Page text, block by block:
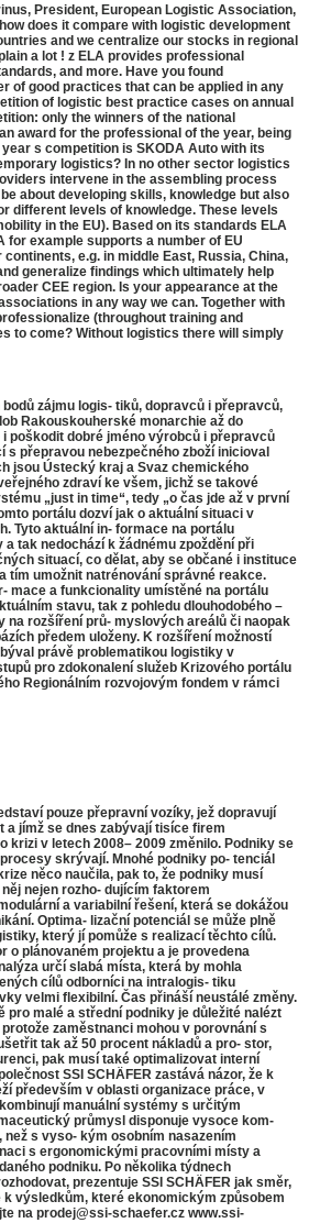
President, European Logistic Association,
does it compare with logistic development
and we centralize our stocks in regional
a lot ! z ELA provides professional
and more. Have you found
of good practices that can be applied in any
of logistic best practice cases on annual
only the winners of the national
award for the professional of the year, being
s competition is SKODA Auto with its
logistics? In no other sector logistics
intervene in the assembling process
about developing skills, knowledge but also
different levels of knowledge. These levels
in the EU). Based on its standards ELA
for example supports a number of EU
e.g. in middle East, Russia, China,
generalize findings which ultimately help
CEE region. Is your appearance at the
in any way we can. Together with
(throughout training and
to come? Without logistics there will simply
zájmu logis- tiků, dopravců i přepravců,
Rakouskouherské monarchie až do
poškodit dobré jméno výrobců i přepravců
přepravou nebezpečného zboží inicioval
jsou Ústecký kraj a Svaz chemického
zdraví ke všem, jichž se takové
„just in time“, tedy „o čas jde až v první
portálu dozví jak o aktuální situaci v
Tyto aktuální in- formace na portálu
tak nedochází k žádnému zpoždění při
situací, co dělat, aby se občané i instituce
tím umožnit natrénování správné reakce.
mace a funkcionality umístěné na portálu
stavu, tak z pohledu dlouhodobého –
na rozšíření prů- myslových areálů či naopak
předem uloženy. K rozšíření možností
právě problematikou logistiky v
pro zdokonalení služeb Krizového portálu
Regionálním rozvojovým fondem v rámci
pouze přepravní vozíky, jež dopravují
a jímž se dnes zabývají tisíce firem
v letech 2008– 2009 změnilo. Podniky se
skrývají. Mnohé podniky po- tenciál
něco naučila, pak to, že podniky musí
nejen rozho- dujícím faktorem
a variabilní řešení, která se dokážou
Optima- lizační potenciál se může plně
který jí pomůže s realizací těchto cílů.
o plánovaném projektu a je provedena
určí slabá místa, která by mohla
cílů odborníci na intralogis- tiku
velmi flexibilní. Čas přináší neustálé změny.
malé a střední podniky je důležité nalézt
zaměstnanci mohou v porovnání s
tak až 50 procent nákladů a pro- stor,
pak musí také optimalizovat interní
SSI SCHÄFER zastává názor, že k
především v oblasti organizace práce, v
manuální systémy s určitým
průmysl disponuje vysoce kom-
s vyso- kým osobním nasazením
s ergonomickými pracovními místy a
podniku. Po několika týdnech
prezentuje SSI SCHÄFER jak směr,
výsledkům, které ekonomickým způsobem
na prodej@ssi-schaefer.cz www.ssi-